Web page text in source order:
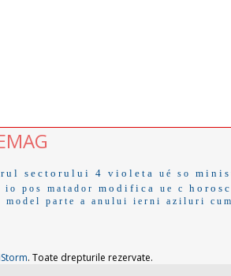
sectorului 4 violeta ué so
io pos matador modifica ue c
model parte a anului ierni aziluri
. Toate drepturile rezervate.